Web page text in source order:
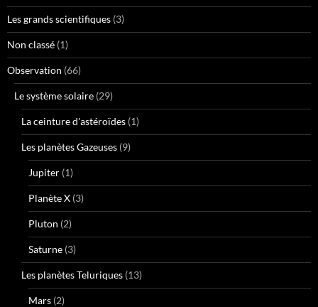
Les grands scientifiques (3)
Non classé (1)
Observation (66)
Le système solaire (29)
La ceinture d'astéroïdes (1)
Les planètes Gazeuses (9)
Jupiter (1)
Planète X (3)
Pluton (2)
Saturne (3)
Les planètes Teluriques (13)
Mars (2)